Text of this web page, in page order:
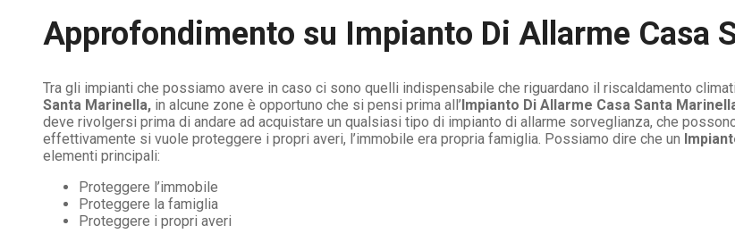
Approfondimento su Impianto Di Allarme Casa
Tra gli impianti che possiamo avere in caso ci sono quelli indispensabile che riguardano il riscaldamento
Santa Marinella, in alcune zone è opportuno che si pensi prima all’Impianto Di Allarme Casa Santa
deve rivolgersi prima di andare ad acquistare un qualsiasi tipo di impianto di allarme sorveglianza, che
effettivamente si vuole proteggere i propri averi, l’immobile era propria famiglia. Possiamo dire che un
elementi principali:
Proteggere l’immobile
Proteggere la famiglia
Proteggere i propri averi